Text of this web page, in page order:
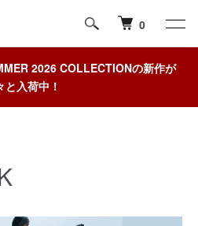
0
2026 COLLECTIONの新作が
と入荷中！